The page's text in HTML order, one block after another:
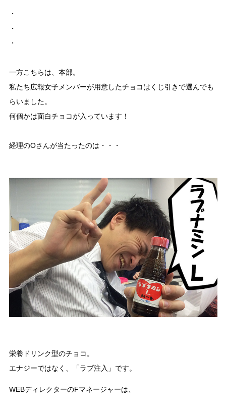
・
・
・
一方こちらは、本部。
私たち広報女子メンバーが用意したチョコはくじ引きで選んでも
らいました。
何個かは面白チョコが入っています！
経理のOさんが当たったのは・・・
栄養ドリンク型のチョコ。
エナジーではなく、「ラブ注入」です。
WEBディレクターのFマネージャーは、